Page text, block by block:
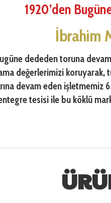
1920’den
İbrahim
dededen toruna
değerlerimizi
devam eden işletmemiz
tesisi ile bu köklü